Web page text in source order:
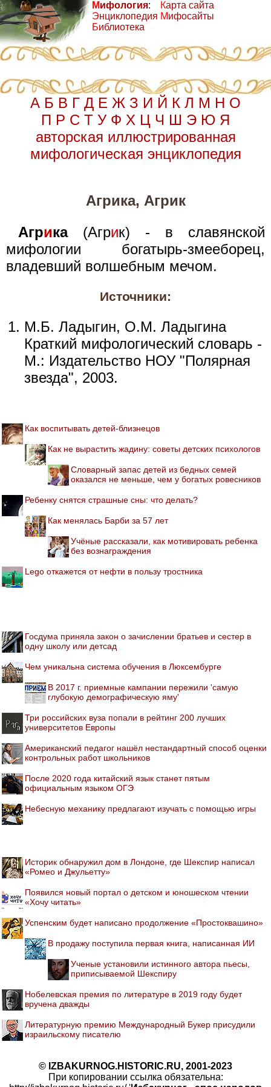
Мифология:
Энциклопедия
Библиотека
Карта сайта
Мифосайты
А Б В Г Д Е Ж З И Й К Л М Н О
П Р С Т У Ф Х Ц Ч Ш Э Ю Я
авторская иллюстрированная
мифологическая энциклопедия
Агрика, Агрик
Агрика(Агрик) - в славянской
мифологии богатырь-змееборец,
владевший волшебным мечом.
Источники:
М.Б. Ладыгин, О.М. Ладыгина
Краткий мифологический словарь -
М.: Издательство НОУ "Полярная
звезда", 2003.
Как воспитывать детей-близнецов
Как не вырастить жадину: советы детских психологов
Словарный запас детей из бедных семей
оказался не меньше, чем у богатых ровесников
Ребенку снятся страшные сны: что делать?
Как менялась Барби за 57 лет
Учёные рассказали, как мотивировать ребенка
без вознаграждения
Lego откажется от нефти в пользу тростника
Госдума приняла закон о зачислении братьев и сестер в
одну школу или детсад
Чем уникальна система обучения в Люксембурге
В 2017 г. приемные кампании пережили 'самую
глубокую демографическую яму'
Три российских вуза попали в рейтинг 200 лучших
университетов Европы
Американский педагог нашёл нестандартный способ оценки
контрольных работ школьников
После 2020 года китайский язык станет пятым
официальным языком ОГЭ
Небесную механику предлагают изучать с помощью игры
Историк обнаружил дом в Лондоне, где Шекспир написал
«Ромео и Джульетту»
Появился новый портал о детском и юношеском чтении
«Хочу читать»
Успенским будет написано продолжение «Простоквашино»
В продажу поступила первая книга, написанная ИИ
Ученые установили истинного автора пьесы,
приписываемой Шекспиру
Нобелевская премия по литературе в 2019 году будет
вручена дважды
Литературную премию Международный Букер присудили
израильскому писателю
© IZBAKURNOG.HISTORIC.RU, 2001-2023
При копировании ссылка обязательна: